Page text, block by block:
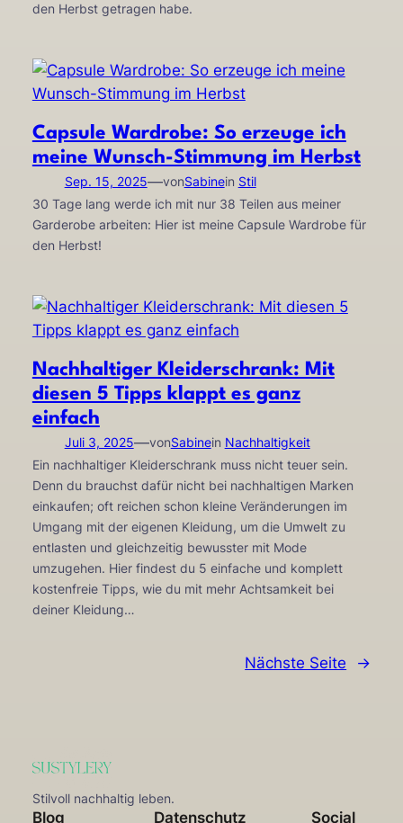
den Herbst getragen habe.
Capsule Wardrobe: So erzeuge ich
meine Wunsch-Stimmung im Herbst
Sep. 15, 2025—vonSabinein Stil
30 Tage lang werde ich mit nur 38 Teilen aus meiner
Garderobe arbeiten: Hier ist meine Capsule Wardrobe für
den Herbst!
Nachhaltiger Kleiderschrank: Mit
diesen 5 Tipps klappt es ganz
einfach
Juli 3, 2025—vonSabinein Nachhaltigkeit
Ein nachhaltiger Kleiderschrank muss nicht teuer sein.
Denn du brauchst dafür nicht bei nachhaltigen Marken
einkaufen; oft reichen schon kleine Veränderungen im
Umgang mit der eigenen Kleidung, um die Umwelt zu
entlasten und gleichzeitig bewusster mit Mode
umzugehen. Hier findest du 5 einfache und komplett
kostenfreie Tipps, wie du mit mehr Achtsamkeit bei
deiner Kleidung…
Nächste Seite →
Stilvoll nachhaltig leben.
Blog Datenschutz Social